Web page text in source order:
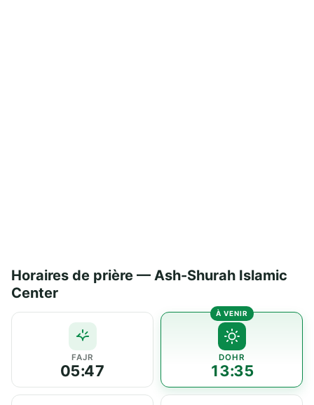
Horaires de prière — Ash-Shurah Islamic
Center
FAJR
05:47
DOHR
13:35